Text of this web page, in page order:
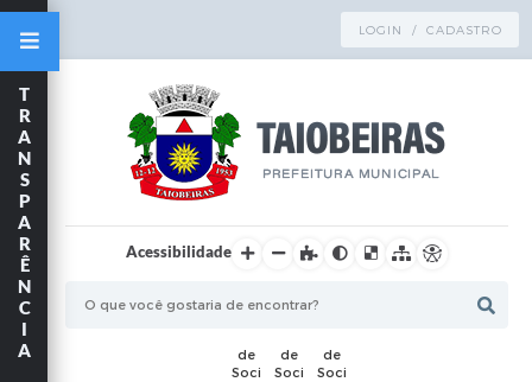
LOGIN / CADASTRO
Acessibilidade
T
R
A
N
S
P
A
R
Ê
N
C
I
A